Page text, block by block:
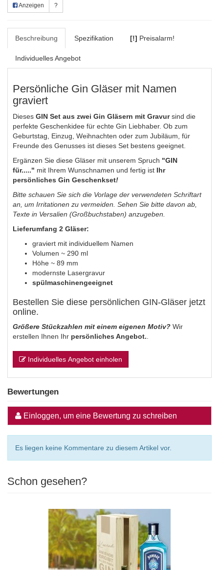
Anzeigen ?
Beschreibung Spezifikation [!] Preisalarm!
Individuelles Angebot
Persönliche Gin Gläser mit Namen
graviert
Dieses GIN Set aus zwei Gin Gläsern mit Gravursind die
perfekte Geschenkidee für echte Gin Liebhaber. Ob zum
Geburtstag, Einzug, Weihnachten oder zum Jubiläum, für
Freunde des Genusses ist dieses Set bestens geeignet.
Ergänzen Sie diese Gläser mit unserem Spruch "GIN
für....." mit Ihrem Wunschnamen und fertig ist Ihr
persönliches Gin Geschenkset!
Bitte schauen Sie sich die Vorlage der verwendeten Schriftart
an, um Irritationen zu vermeiden. Sehen Sie bitte davon ab,
Texte in Versalien (Großbuchstaben) anzugeben.
Lieferumfang 2 Gläser:
graviert mit individuellem Namen
Volumen ~ 290 ml
Höhe ~ 89 mm
modernste Lasergravur
spülmaschinengeeignet
Bestellen Sie diese persönlichen GIN-Gläser jetzt
online.
Größere Stückzahlen mit einem eigenen Motiv? Wir
erstellen Ihnen Ihr persönliches Angebot.
Individuelles Angebot einholen
Bewertungen
Einloggen, um eine Bewertung zu schreiben
Es liegen keine Kommentare zu diesem Artikel vor.
Schon gesehen?